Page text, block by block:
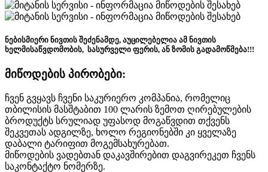
ნებისმიერი ნივთის შეძენამდე, აუცილებელია ამ ნივთის
ხელმისაწვდომობის, სასურველი ფერის, ან ზომის გადამოწმება!!!
მიწოდების პირობები:
ჩვენ გვყავს ჩვენი საკურიერო კომპანია, რომელიც
თბილისის მასშტაბით 100 ლარის ზემოთ ღირებულების
ბროდუქტს სრულიად უფასოდ მოგაწვდით თქვენს
შეკვეთას ადგილზე, ხოლო რეგიონებში კი ყველაზე
დაბალი ტარიფით მოგემსახურებათ.
მიწოდების ვადებთან დაკავშირებით დაგვირეკეთ ჩვენს
საკონტაქტო ნომერზე.